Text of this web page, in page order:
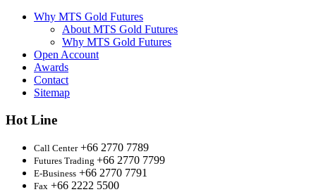
Why MTS Gold Futures
About MTS Gold Futures
Why MTS Gold Futures
Open Account
Awards
Contact
Sitemap
Hot Line
Call Center+66 2770 7789
Futures Trading +66 2770 7799
E-Business +66 2770 7791
Fax +66 2222 5500